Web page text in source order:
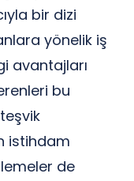
bir dizi
yönelik iş
avantajları
bu
istihdam
de